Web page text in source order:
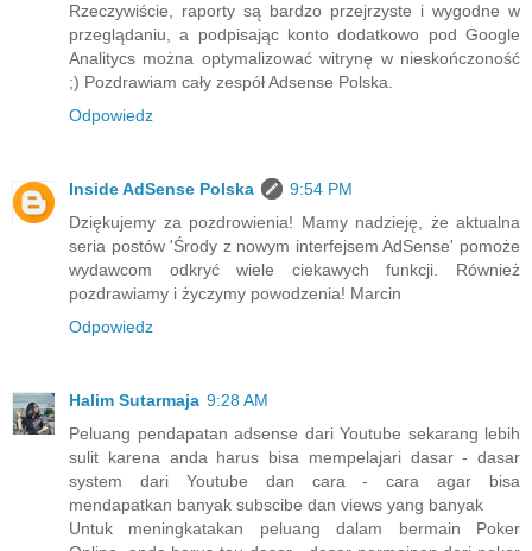
Rzeczywiście, raporty są bardzo przejrzyste i wygodne w
przeglądaniu, a podpisając konto dodatkowo pod Google
Analitycs można optymalizować witrynę w nieskończoność
;) Pozdrawiam cały zespół Adsense Polska.
Odpowiedz
Inside AdSense Polska
9:54 PM
Dziękujemy za pozdrowienia! Mamy nadzieję, że aktualna
seria postów 'Środy z nowym interfejsem AdSense' pomoże
wydawcom odkryć wiele ciekawych funkcji. Również
pozdrawiamy i życzymy powodzenia! Marcin
Odpowiedz
Halim Sutarmaja 9:28 AM
Peluang pendapatan adsense dari Youtube sekarang lebih
sulit karena anda harus bisa mempelajari dasar - dasar
system dari Youtube dan cara - cara agar bisa
mendapatkan banyak subscibe dan views yang banyak
Untuk meningkatakan peluang dalam bermain Poker